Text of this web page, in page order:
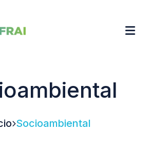
Socioambiental